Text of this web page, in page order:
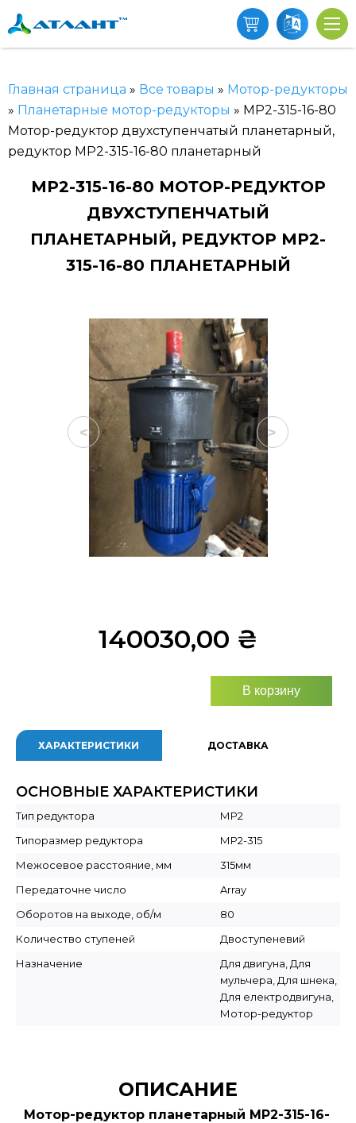
Главная страница » Все товары » Мотор-редукторы
» Планетарные мотор-редукторы » МР2-315-16-80
Мотор-редуктор двухступенчатый планетарный,
редуктор МР2-315-16-80 планетарный
МР2-315-16-80 МОТОР-РЕДУКТОР
ДВУХСТУПЕНЧАТЫЙ
ПЛАНЕТАРНЫЙ, РЕДУКТОР МР2-
315-16-80 ПЛАНЕТАРНЫЙ
< >
140030,00 ₴
В корзину
ХАРАКТЕРИСТИКИ ДОСТАВКА
ОСНОВНЫЕ ХАРАКТЕРИСТИКИ
Тип редуктора
МР2
Типоразмер редуктора
МР2-315
Межосевое расстояние, мм
315мм
Передаточне число
Array
Оборотов на выходе, об/м
80
Количество ступеней
Двоступеневий
Назначение
Для двигуна, Для
мульчера, Для шнека,
Для електродвигуна,
Мотор-редуктор
ОПИСАНИЕ
Мотор-редуктор планетарный МР2-315-16-